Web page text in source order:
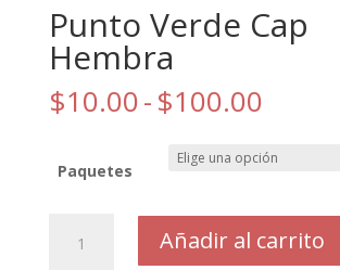
Punto Verde Cap
Hembra
$10.00-$100.00Rango
desde
hasta
Paquetes
Verde
Añadir al carrito